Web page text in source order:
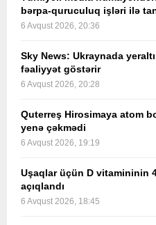
bərpa-quruculuq işləri ilə
6 Avqust 2026, 20:36
Sky News: Ukraynada
fəaliyyət göstərir
6 Avqust 2026, 20:28
Quterreş Hirosimaya atom
yenə çəkmədi
6 Avqust 2026, 19:19
Uşaqlar üçün D vitamininin
açıqlandı
6 Avqust 2026, 18:45